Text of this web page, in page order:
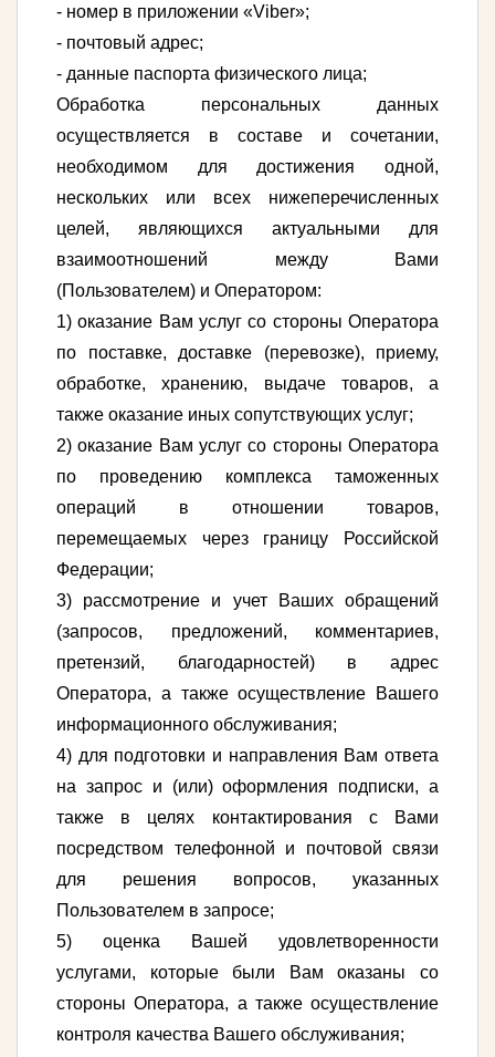
- номер в приложении «Viber»;
- почтовый адрес;
- данные паспорта физического лица;
Обработка персональных данных
осуществляется в составе и сочетании,
необходимом для достижения одной,
нескольких или всех нижеперечисленных
целей, являющихся актуальными для
взаимоотношений между Вами
(Пользователем) и Оператором:
1) оказание Вам услуг со стороны Оператора
по поставке, доставке (перевозке), приему,
обработке, хранению, выдаче товаров, а
также оказание иных сопутствующих услуг;
2) оказание Вам услуг со стороны Оператора
по проведению комплекса таможенных
операций в отношении товаров,
перемещаемых через границу Российской
Федерации;
3) рассмотрение и учет Ваших обращений
(запросов, предложений, комментариев,
претензий, благодарностей) в адрес
Оператора, а также осуществление Вашего
информационного обслуживания;
4) для подготовки и направления Вам ответа
на запрос и (или) оформления подписки, а
также в целях контактирования с Вами
посредством телефонной и почтовой связи
для решения вопросов, указанных
Пользователем в запросе;
5) оценка Вашей удовлетворенности
услугами, которые были Вам оказаны со
стороны Оператора, а также осуществление
контроля качества Вашего обслуживания;